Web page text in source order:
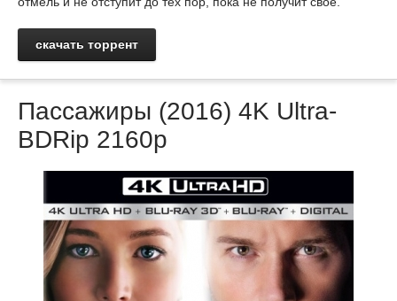
скачать торрент
Пассажиры (2016) 4K Ultrа-
BDRip 2160p